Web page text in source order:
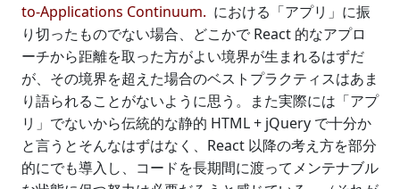
to‐Applications Continuum. における「アプリ」に振
り切ったものでない場合、どこかで React 的なアプロ
ーチから距離を取った方がよい境界が生まれるはずだ
が、その境界を超えた場合のベストプラクティスはあま
り語られることがないように思う。また実際には「アプ
リ」でないから伝統的な静的 HTML + jQuery で十分か
と言うとそんなはずはなく、React 以降の考え方を部分
的にでも導入し、コードを長期間に渡ってメンテナブル